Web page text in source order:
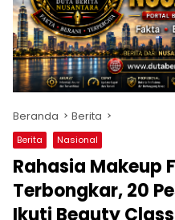
Beranda Berita
Berita Nasional
Rahasia Makeup
Terbongkar, 20
Ikuti Beauty